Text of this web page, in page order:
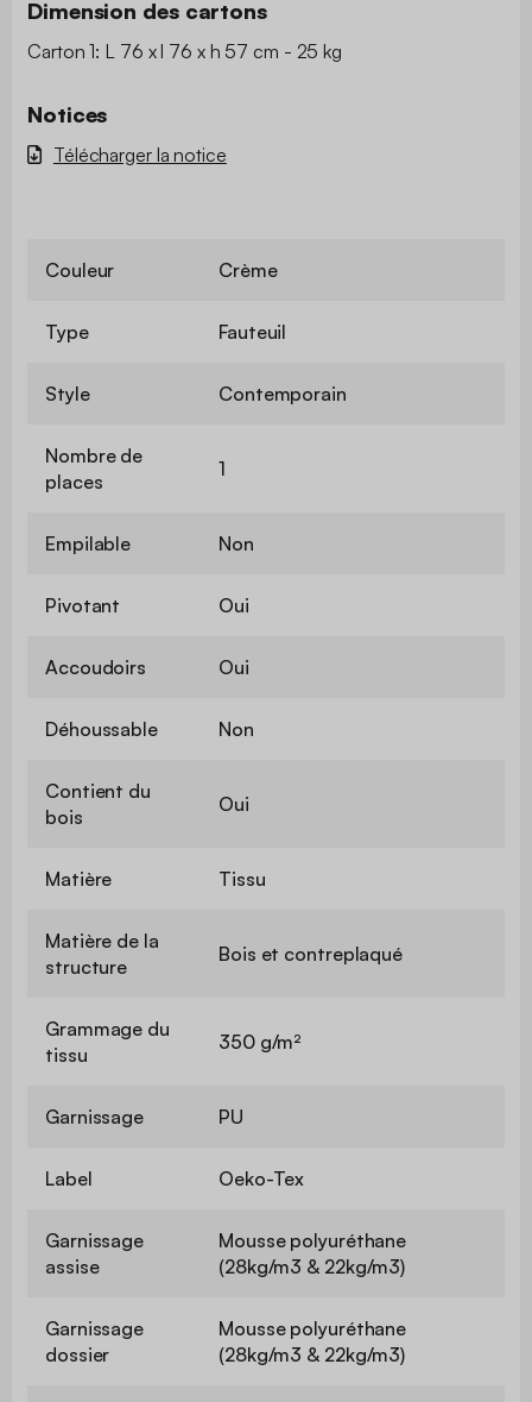
Dimension des cartons
Carton 1: L 76 x l 76 x h 57 cm - 25 kg
Notices
Télécharger la notice
Couleur Crème
Type Fauteuil
Style Contemporain
Nombre de
places
1
Empilable Non
Pivotant Oui
Accoudoirs Oui
Déhoussable Non
Contient du
bois
Oui
Matière Tissu
Matière de la
structure
Bois et contreplaqué
Grammage du
tissu
350 g/m²
Garnissage PU
Label Oeko-Tex
Garnissage
assise
Mousse polyuréthane
(28kg/m3 & 22kg/m3)
Garnissage
dossier
Mousse polyuréthane
(28kg/m3 & 22kg/m3)